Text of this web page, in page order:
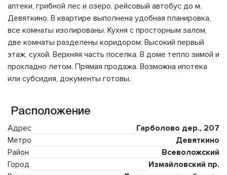
аптеки, грибной лес и озеро, рейсовый автобус до м.
Девяткино. В квартире выполнена удобная планировка,
все комнаты изолированы. Кухня с просторным залом,
две комнаты разделены коридором. Высокий первый
этаж, сухой. Верхняя часть поселка. В доме тепло зимой и
прохладно летом. Прямая продажа. Возможна ипотека
или субсидия, документы готовы.
Расположение
Адрес
Гарболово дер., 207
Метро
Девяткино
Район
Всеволожский
Город
Измайловский пр.